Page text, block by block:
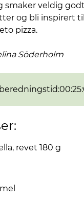
smaker veldig
og bli inspirert
pizza.
Söderholm
:
revet 180 g